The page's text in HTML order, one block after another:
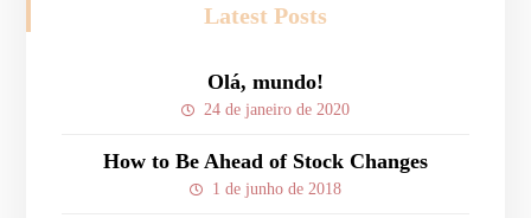
Latest Posts
Olá, mundo!
24 de janeiro de 2020
How to Be Ahead of Stock Changes
1 de junho de 2018